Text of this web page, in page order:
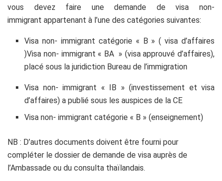
vous devez faire une demande de visa non-
immigrant appartenant à l’une des catégories suivantes:
Visa non- immigrant catégorie « B » ( visa d’affaires
)Visa non- immigrant « BA » (visa approuvé d’affaires),
placé sous la juridiction Bureau de l’immigration
Visa non- immigrant « IB » (investissement et visa
d’affaires) a publié sous les auspices de la CE
Visa non- immigrant catégorie « B » (enseignement)
NB : D’autres documents doivent être fourni pour
compléter le dossier de demande de visa auprès de
l’Ambassade ou du consulta thaïlandais.